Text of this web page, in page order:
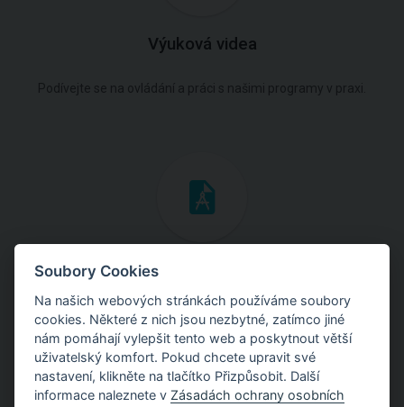
Výuková videa
Podívejte se na ovládání a práci s našimi programy v praxi.
Inženýrské manuály
Stáhněte si manuály s teoretickými i praktickými ukázkami
použití programů.
Soubory Cookies
Na našich webových stránkách používáme soubory
cookies. Některé z nich jsou nezbytné, zatímco jiné
nám pomáhají vylepšit tento web a poskytnout větší
uživatelský komfort. Pokud chcete upravit své
nastavení, klikněte na tlačítko Přizpůsobit. Další
informace naleznete v Zásadách ochrany osobních